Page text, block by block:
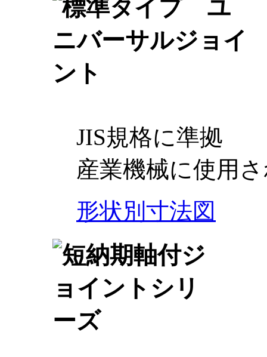
JIS規格に準拠
産業機械に使用
形状別寸法図